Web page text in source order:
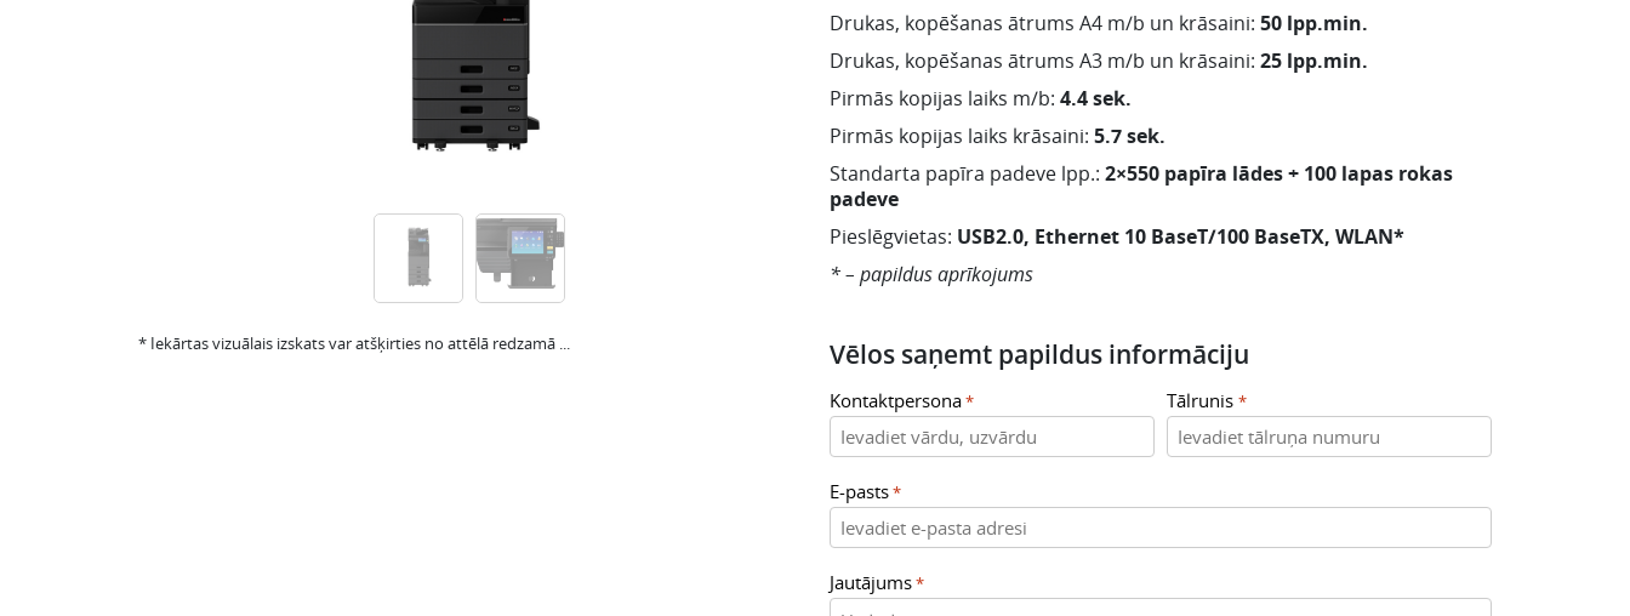
* Iekārtas vizuālais izskats var atšķirties no attēlā redzamā ...
Drukas, kopēšanas ātrums A4 m/b un krāsaini: 50 lpp.min.
Drukas, kopēšanas ātrums A3 m/b un krāsaini: 25 lpp.min.
Pirmās kopijas laiks m/b: 4.4 sek.
Pirmās kopijas laiks krāsaini: 5.7 sek.
Standarta papīra padeve lpp.: 2×550 papīra lādes + 100 lapas rokas
padeve
Pieslēgvietas: USB2.0, Ethernet 10 BaseT/100 BaseTX, WLAN*
* – papildus aprīkojums
Vēlos saņemt papildus informāciju
Kontaktpersona* Tālrunis *
E-pasts*
Jautājums*